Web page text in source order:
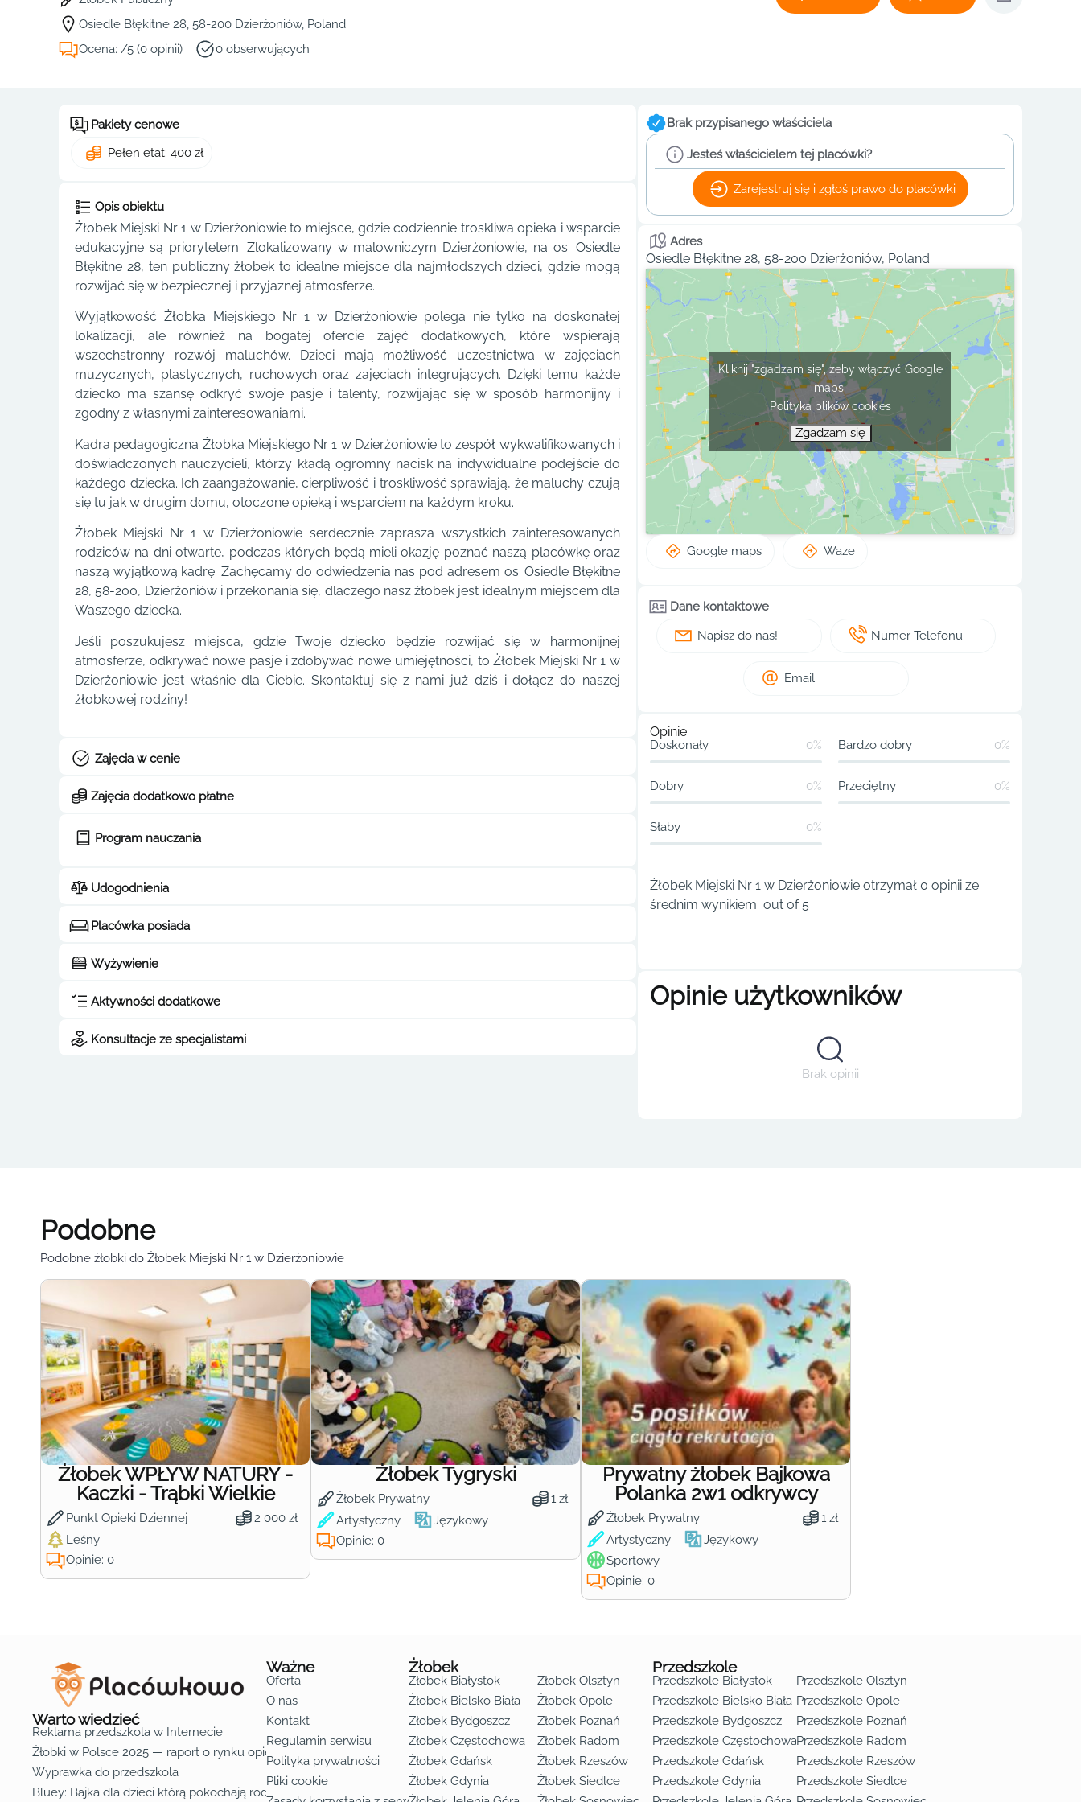
Osiedle Błękitne 28, 58-200 Dzierżoniów, Poland
Ocena: /5 (0 opinii)
0 obserwujących
Pakiety cenowe
Pełen etat: 400 zł
Opis obiektu
Żłobek Miejski Nr 1 w Dzierżoniowie to miejsce, gdzie codziennie troskliwa opieka i wsparcie
edukacyjne są priorytetem. Zlokalizowany w malowniczym Dzierżoniowie, na os. Osiedle
Błękitne 28, ten publiczny żłobek to idealne miejsce dla najmłodszych dzieci, gdzie mogą
rozwijać się w bezpiecznej i przyjaznej atmosferze.
Wyjątkowość Żłobka Miejskiego Nr 1 w Dzierżoniowie polega nie tylko na doskonałej
lokalizacji, ale również na bogatej ofercie zajęć dodatkowych, które wspierają
wszechstronny rozwój maluchów. Dzieci mają możliwość uczestnictwa w zajęciach
muzycznych, plastycznych, ruchowych oraz zajęciach integrujących. Dzięki temu każde
dziecko ma szansę odkryć swoje pasje i talenty, rozwijając się w sposób harmonijny i
zgodny z własnymi zainteresowaniami.
Kadra pedagogiczna Żłobka Miejskiego Nr 1 w Dzierżoniowie to zespół wykwalifikowanych i
doświadczonych nauczycieli, którzy kładą ogromny nacisk na indywidualne podejście do
każdego dziecka. Ich zaangażowanie, cierpliwość i troskliwość sprawiają, że maluchy czują
się tu jak w drugim domu, otoczone opieką i wsparciem na każdym kroku.
Żłobek Miejski Nr 1 w Dzierżoniowie serdecznie zaprasza wszystkich zainteresowanych
rodziców na dni otwarte, podczas których będą mieli okazję poznać naszą placówkę oraz
naszą wyjątkową kadrę. Zachęcamy do odwiedzenia nas pod adresem os. Osiedle Błękitne
28, 58-200, Dzierżoniów i przekonania się, dlaczego nasz żłobek jest idealnym miejscem dla
Waszego dziecka.
Jeśli poszukujesz miejsca, gdzie Twoje dziecko będzie rozwijać się w harmonijnej
atmosferze, odkrywać nowe pasje i zdobywać nowe umiejętności, to Żłobek Miejski Nr 1 w
Dzierżoniowie jest właśnie dla Ciebie. Skontaktuj się z nami już dziś i dołącz do naszej
żłobkowej rodziny!
Zajęcia w cenie
Zajęcia dodatkowo płatne
Program nauczania
Udogodnienia
Placówka posiada
Wyżywienie
Aktywności dodatkowe
Konsultacje ze specjalistami
Brak przypisanego właściciela
Jesteś właścicielem tej placówki?
Zarejestruj się i zgłoś prawo do placówki
Adres
Osiedle Błękitne 28, 58-200 Dzierżoniów, Poland
Kliknij "zgadzam się", żeby włączyć Google
maps
Polityka plików cookies
Zgadzam się
Google maps Waze
Dane kontaktowe
Napisz do nas!
Numer Telefonu
Email
Opinie
Doskonały 0% Bardzo dobry 0%
Dobry 0% Przeciętny 0%
Słaby 0%
Żłobek Miejski Nr 1 w Dzierżoniowie otrzymał 0 opinii ze
średnim wynikiem out of 5
Opinie użytkowników
Brak opinii
Podobne
Podobne żłobki do Żłobek Miejski Nr 1 w Dzierżoniowie
Żłobek WPŁYW NATURY -
Kaczki - Trąbki Wielkie
Punkt Opieki Dziennej 2 000 zł
Leśny
Opinie: 0
Żłobek Tygryski
Żłobek Prywatny 1 zł
Artystyczny Językowy
Opinie: 0
Prywatny żłobek Bajkowa
Polanka 2w1 odkrywcy
Żłobek Prywatny 1 zł
Artystyczny
Językowy
Sportowy
Opinie: 0
Warto wiedzieć
Reklama przedszkola w Internecie
Żłobki w Polsce 2025 — raport o rynku opieki nad dziećmi do lat 3
Wyprawka do przedszkola
Bluey: Bajka dla dzieci którą pokochają rodzice
Ważne
Oferta
O nas
Kontakt
Regulamin serwisu
Polityka prywatności
Pliki cookie
Żłobek
Żłobek Białystok
Żłobek Bielsko Biała
Żłobek Bydgoszcz
Żłobek Częstochowa
Żłobek Gdańsk
Żłobek Gdynia
Żłobek Olsztyn
Żłobek Opole
Żłobek Poznań
Żłobek Radom
Żłobek Rzeszów
Żłobek Siedlce
Przedszkole
Przedszkole Białystok
Przedszkole Bielsko Biała
Przedszkole Bydgoszcz
Przedszkole Częstochowa
Przedszkole Gdańsk
Przedszkole Gdynia
Przedszkole Olsztyn
Przedszkole Opole
Przedszkole Poznań
Przedszkole Radom
Przedszkole Rzeszów
Przedszkole Siedlce